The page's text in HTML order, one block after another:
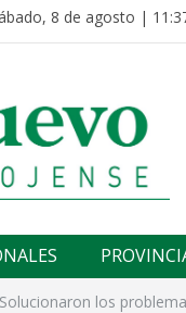
8 de agosto |
Solucionaron los